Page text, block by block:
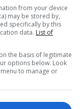
na granicy działek.
from your device
may be stored by,
specifically by this
data. List of
the basis of legitimate
options below. Look
to manage or